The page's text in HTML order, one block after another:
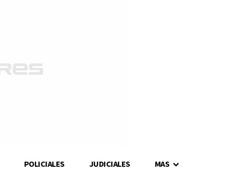
POLICIALES JUDICIALES MAS